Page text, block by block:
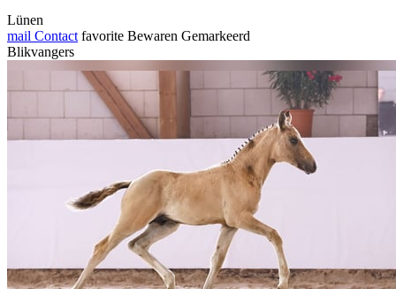
Lünen
mail Contact favorite Bewaren Gemarkeerd
Blikvangers